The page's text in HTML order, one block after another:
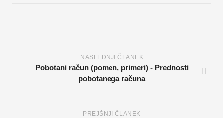
NASLEDNJI ČLANEK
Pobotani račun (pomen, primeri) - Prednosti
pobotanega računa
PREJŠNJI ČLANEK